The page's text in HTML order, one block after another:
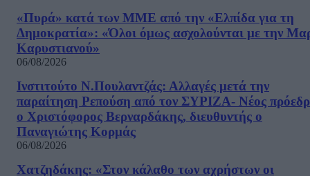
«Πυρά» κατά των ΜΜΕ από την «Ελπίδα για τη
Δημοκρατία»: «Όλοι όμως ασχολούνται με την
Καρυστιανού»
06/08/2026
Ινστιτούτο Ν.Πουλαντζάς: Αλλαγές μετά την
παραίτηση Ρεπούση από τον ΣΥΡΙΖΑ- Νέος
ο Χριστόφορος Βερναρδάκης, διευθυντής ο
Παναγιώτης Κορμάς
06/08/2026
Χατζηδάκης: «Στον κάλαθο των αχρήστων οι